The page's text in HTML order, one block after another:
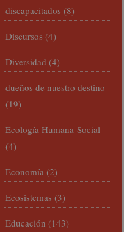
discapacitados (8)
Discursos (4)
Diversidad (4)
dueños de nuestro destino
(19)
Ecología Humana-Social
(4)
Economía (2)
Ecosistemas (3)
Educación (143)